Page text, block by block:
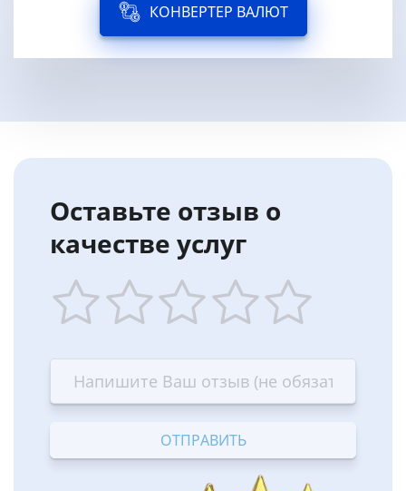
КОНВЕРТЕР ВАЛЮТ
Оставьте отзыв о
качестве услуг
star
Terrible
stars
—
Bad
stars
—
OK
stars
—
Good
stars
—
Excellent